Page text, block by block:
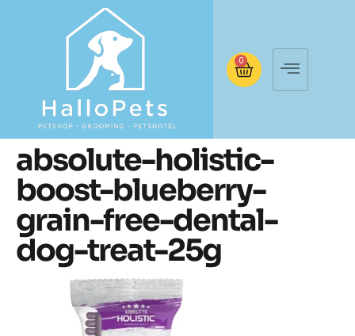
0
absolute-holistic-
boost-blueberry-
grain-free-dental-
dog-treat-25g